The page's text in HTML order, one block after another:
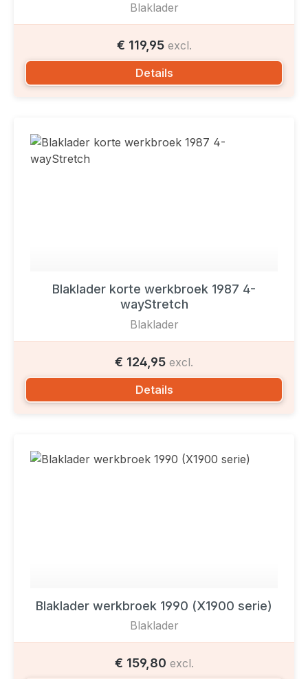
Blaklader
€ 119,95 excl.
Details
Blaklader korte werkbroek 1987 4-
wayStretch
Blaklader
€ 124,95 excl.
Details
Blaklader werkbroek 1990 (X1900 serie)
Blaklader
€ 159,80 excl.